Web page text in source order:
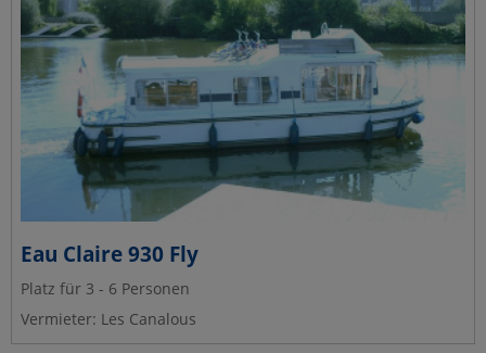
Eau Claire 930 Fly
Platz für 3 - 6 Personen
Vermieter: Les Canalous